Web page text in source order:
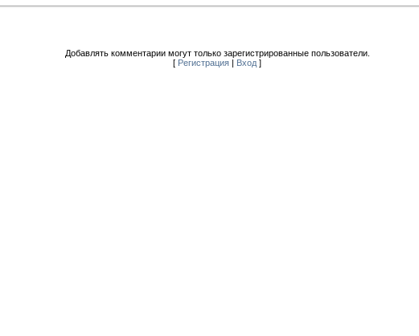
Добавлять комментарии могут только зарегистрированные пользователи.
[ Регистрация Вход ]